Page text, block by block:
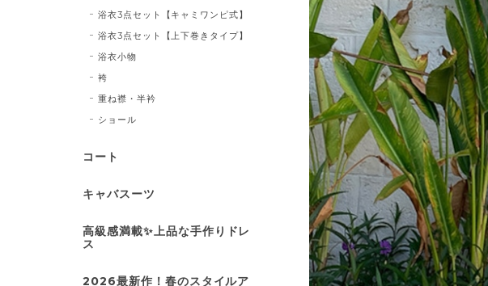
浴衣3点セット【キャミワンピ式】
浴衣3点セット【上下巻きタイプ】
浴衣小物
袴
重ね襟・半衿
ショール
コート
キャバスーツ
高級感満載✨上品な手作りドレ
ス
2026最新作！春のスタイルア